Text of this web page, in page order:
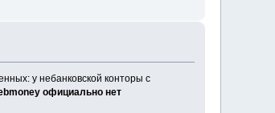
у небанковской конторы с
официально нет